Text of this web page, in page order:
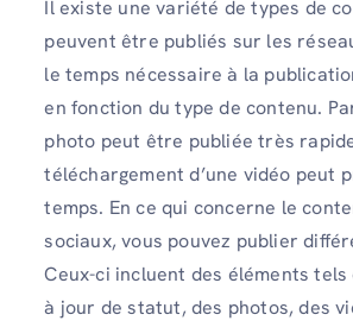
Il existe une variété de types de
peuvent être publiés sur les
le temps nécessaire à la
en fonction du type de contenu.
photo peut être publiée très
téléchargement d’une vidéo peut
temps. En ce qui concerne le
sociaux, vous pouvez publier
Ceux-ci incluent des éléments tels
à jour de statut, des photos, des